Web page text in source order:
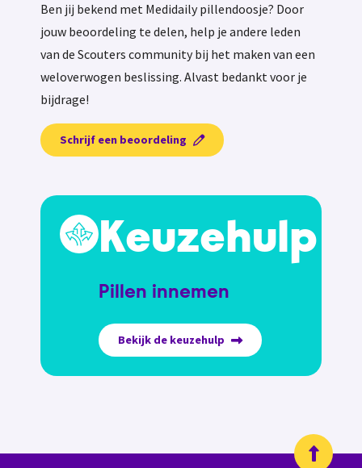
Ben jij bekend met Medidaily pillendoosje? Door
jouw beoordeling te delen, help je andere leden
van de Scouters community bij het maken van een
weloverwogen beslissing. Alvast bedankt voor je
bijdrage!
Schrijf een beoordeling
Keuzehulp
Pillen innemen
Bekijk de keuzehulp